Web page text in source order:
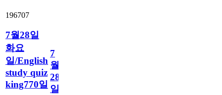
196707
7월28일
화요
일/English
study quiz
king770일
7
월
28
일